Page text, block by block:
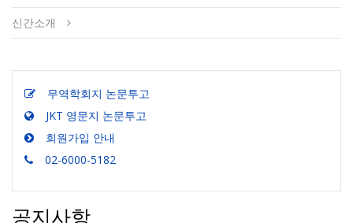
신간소개
무역학회지 논문투고
JKT 영문지 논문투고
회원가입 안내
02-6000-5182
공지사항